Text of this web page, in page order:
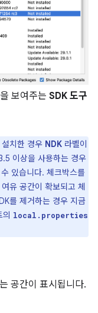
보여주는 SDK 도구
치한 경우 NDK 라벨이
이상을 사용하는 경우
있습니다. 체크박스를
유 공간이 확보되고 체
를 제거하는 경우 지금
의 local.properties
공간이 표시됩니다.